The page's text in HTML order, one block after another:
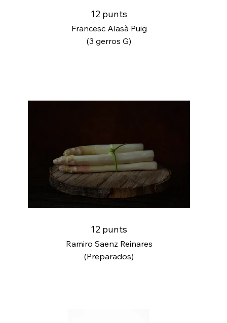
12 punts
Francesc Alasà Puig
(3 gerros G)
12 punts
Ramiro Saenz Reinares
(Preparados)